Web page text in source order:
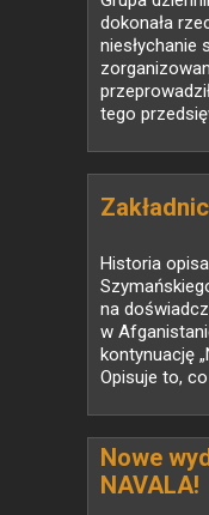
dokonała
niesłychanie
tego
Historia
na
w
kontynuację
Opisuje to,
Nowe
NAVALA!